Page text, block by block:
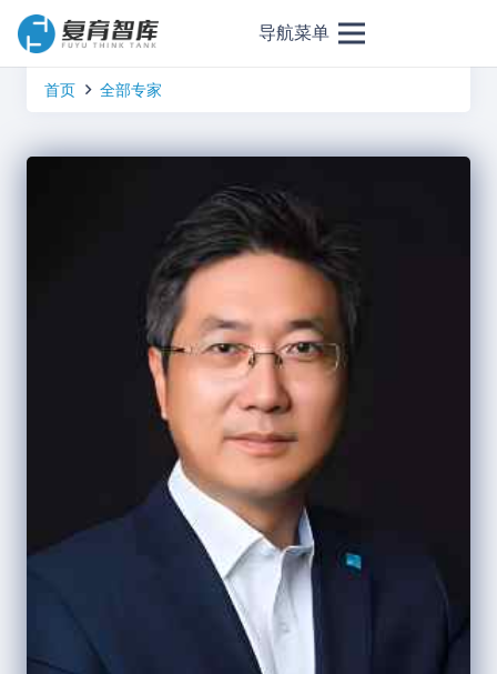
导航菜单
首页 全部专家